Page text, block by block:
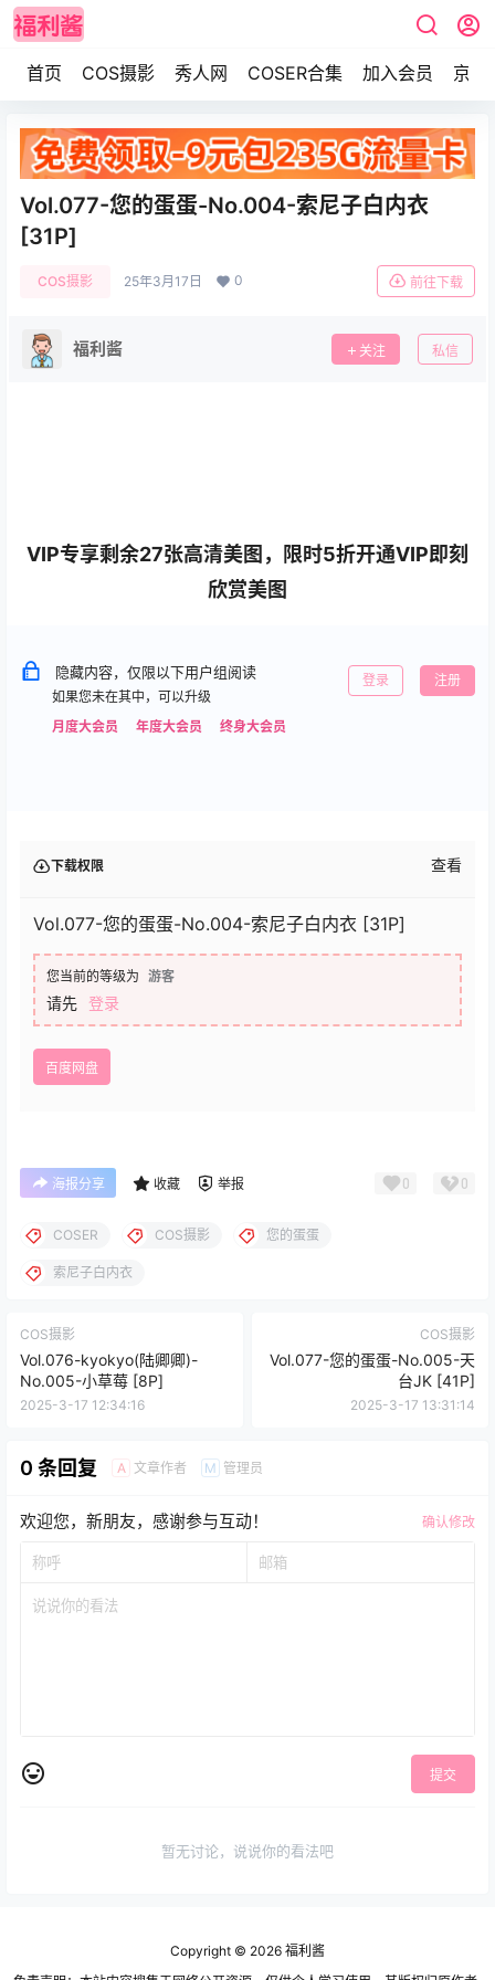
首页 COS摄影 秀人网 COSER合集 加入会员 京东
Vol.077-您的蛋蛋-No.004-索尼子白内衣
[31P]
COS摄影 25年3月17日 0 前往下载
福利酱 关注 私信
VIP专享剩余27张高清美图，限时5折开通VIP即刻
欣赏美图
隐藏内容，仅限以下用户组阅读
如果您未在其中，可以升级
月度大会员
年度大会员 终身大会员
登录 注册
下载权限 查看
Vol.077-您的蛋蛋-No.004-索尼子白内衣 [31P]
您当前的等级为 游客
请先 登录
百度网盘
海报分享 收藏 举报 0 0
COSER COS摄影 您的蛋蛋
索尼子白内衣
COS摄影
Vol.076-kyokyo(陆卿卿)-
No.005-小草莓 [8P]
2025-3-17 12:34:16
COS摄影
Vol.077-您的蛋蛋-No.005-天
台JK [41P]
2025-3-17 13:31:14
0 条回复 A 文章作者 M 管理员
欢迎您，新朋友，感谢参与互动！ 确认修改
提交
暂无讨论，说说你的看法吧
Copyright © 2026 福利酱